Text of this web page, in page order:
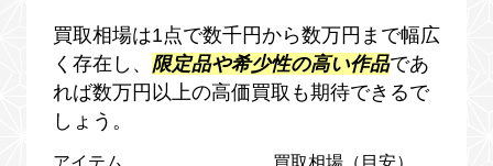
買取相場は1点で数千円から数万円まで幅広
く存在し、 限定品や希少性の高い作品であ
れば数万円以上の高価買取も期待できるで
しょう。